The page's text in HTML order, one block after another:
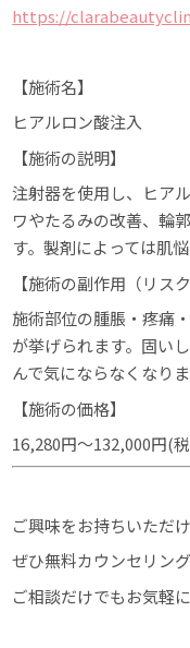
https://
【施術名】
ヒアルロン酸注入
【施術の説明】
注射器を使用し、ヒア
ワやたるみの改善、輪
す。製剤によっては肌
【施術の副作用（リスク
施術部位の腫脹・疼痛
が挙げられます。固い
んで気にならなくなりま
【施術の価格】
16,280円～132,000円(
ご興味をお持ちいただ
ぜひ無料カウンセリン
ご相談だけでもお気軽